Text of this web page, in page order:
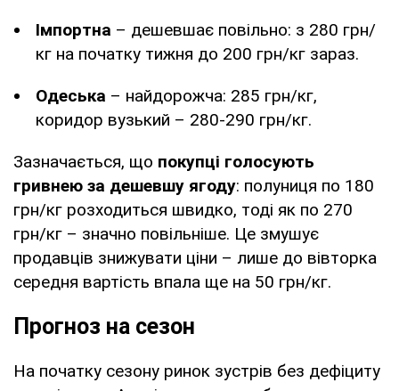
Імпортна – дешевшає повільно: з 280 грн/
кг на початку тижня до 200 грн/кг зараз.
Одеська – найдорожча: 285 грн/кг,
коридор вузький – 280-290 грн/кг.
Зазначається, що покупці голосують
гривнею за дешевшу ягоду: полуниця по 180
грн/кг розходиться швидко, тоді як по 270
грн/кг – значно повільніше. Це змушує
продавців знижувати ціни – лише до вівторка
середня вартість впала ще на 50 грн/кг.
Прогноз на сезон
На початку сезону ринок зустрів без дефіциту